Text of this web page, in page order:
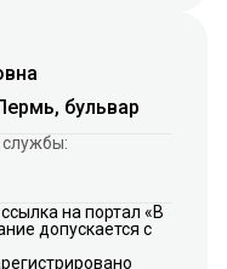
бульвар
на портал «В
допускается с